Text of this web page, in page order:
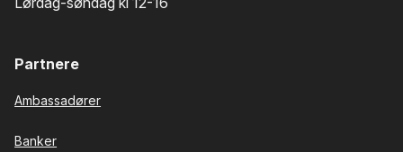
Partnere
Ambassadører
Banker